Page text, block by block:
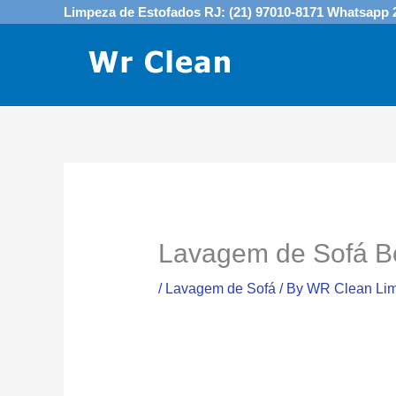
Limpeza de Estofados RJ: (21) 97010-8171 Whatsapp
Lavagem de Sofá
/ Lavagem de Sofá/ By WR Clean